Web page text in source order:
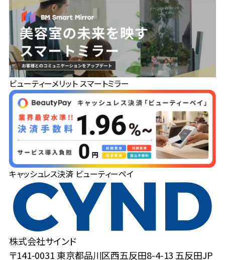
ビューティーメリット スマートミラー
キャッシュレス決済 ビューティーペイ
株式会社サインド
〒141-0031 東京都品川区西五反田8-4-13 五反田JP